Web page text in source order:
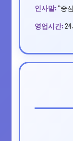
인사말: “중
영업시간: